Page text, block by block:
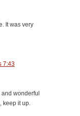
It was very
7:43
wonderful
keep it up.